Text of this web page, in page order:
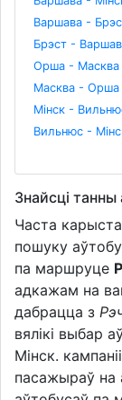
Варшава -
Брэст -
Орша - Масква
Масква - Орша
Мінск -
Вильнюс -
Знайсці
Часта
пошуку
па маршруце
адкажам на
дабрацца з
вялікі выбар
Мінск.
пасажыраў на